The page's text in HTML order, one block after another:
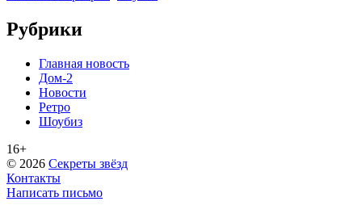
Рубрики
Главная новость
Дом-2
Новости
Ретро
Шоубиз
16+
© 2026 Секреты звёзд
Контакты
Написать письмо